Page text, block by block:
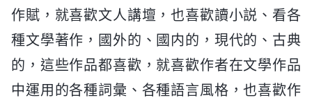
作賦，就喜歡文人講壇，也喜歡讀小説、看各
種文學著作，國外的、國内的，現代的、古典
的，這些作品都喜歡，就喜歡作者在文學作品
中運用的各種詞彙、各種語言風格，也喜歡作